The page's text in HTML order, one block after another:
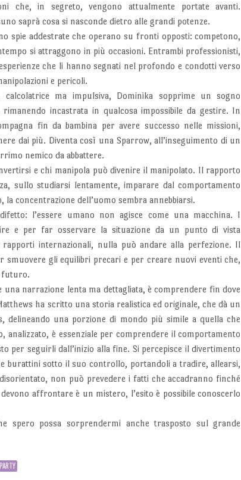
che, in segreto, vengono attualmente portate avanti.
saprà cosa si nasconde dietro alle grandi potenze.
spie addestrate che operano su fronti opposti: competono,
si attraggono in più occasioni. Entrambi professionisti,
che li hanno segnati nel profondo e condotti verso
e pericoli.
calcolatrice ma impulsiva, Dominika sopprime un sogno
incastrata in qualcosa impossibile da gestire. In
fin da bambina per avere successo nelle missioni,
dai più. Diventa così una Sparrow, all’inseguimento di un
nemico da abbattere.
e chi manipola può divenire il manipolato. Il rapporto
sullo studiarsi lentamente, imparare dal comportamento
concentrazione dell’uomo sembra annebbiarsi.
l’essere umano non agisce come una macchina. I
e per far osservare la situazione da un punto di vista
internazionali, nulla può andare alla perfezione. Il
smuovere gli equilibri precari e per creare nuovi eventi che,
futuro.
narrazione lenta ma dettagliata, è comprendere fin dove
ha scritto una storia realistica ed originale, che dà un
delineando una porzione di mondo più simile a quella che
analizzato, è essenziale per comprendere il comportamento
per seguirli dall’inizio alla fine. Si percepisce il divertimento
burattini sotto il suo controllo, portandoli a tradire, allearsi,
non può prevedere i fatti che accadranno finché
affrontare è un mistero, l’esito è possibile conoscerlo
spero possa sorprendermi anche trasposto sul grande